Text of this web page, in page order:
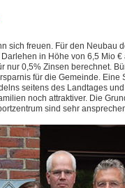
sich freuen. Für den Neubau
in Höhe von 6,5 Mio €
nur 0,5% Zinsen berechnet.
für die Gemeinde. Eine
seitens des Landtages
noch attraktiver. Die
sind sehr